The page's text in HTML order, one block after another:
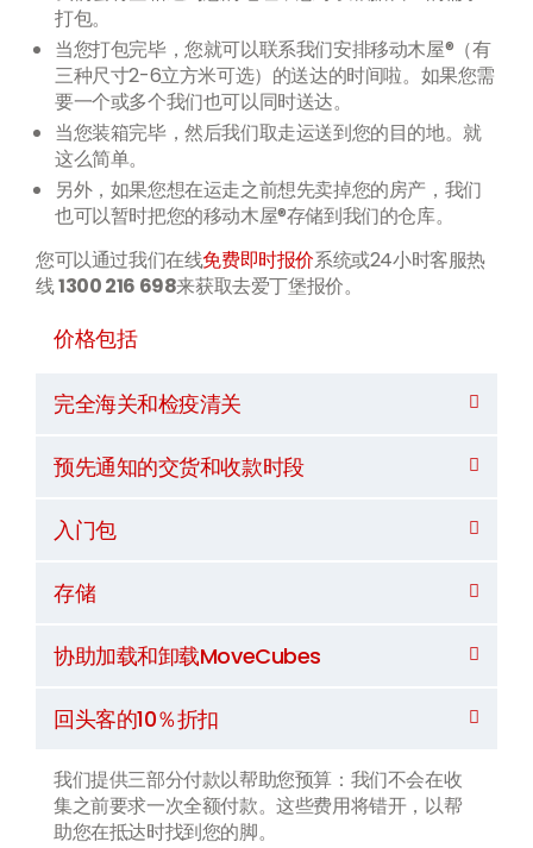
打包。
当您打包完毕，您就可以联系我们安排移动木屋®（有
三种尺寸2-6立方米可选）的送达的时间啦。如果您需
要一个或多个我们也可以同时送达。
当您装箱完毕，然后我们取走运送到您的目的地。就
这么简单。
另外，如果您想在运走之前想先卖掉您的房产，我们
也可以暂时把您的移动木屋®存储到我们的仓库。
您可以通过我们在线免费即时报价系统或24小时客服热
线1300 216 698来获取去爱丁堡报价。
价格包括
完全海关和检疫清关
预先通知的交货和收款时段
入门包
存储
协助加载和卸载MoveCubes
回头客的10％折扣
我们提供三部分付款以帮助您预算：我们不会在收
集之前要求一次全额付款。这些费用将错开，以帮
助您在抵达时找到您的脚。